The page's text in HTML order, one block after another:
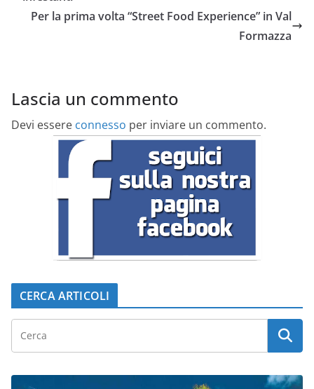
Per la prima volta “Street Food Experience” in Val
Formazza
Lascia un commento
Devi essere connesso per inviare un commento.
CERCA ARTICOLI